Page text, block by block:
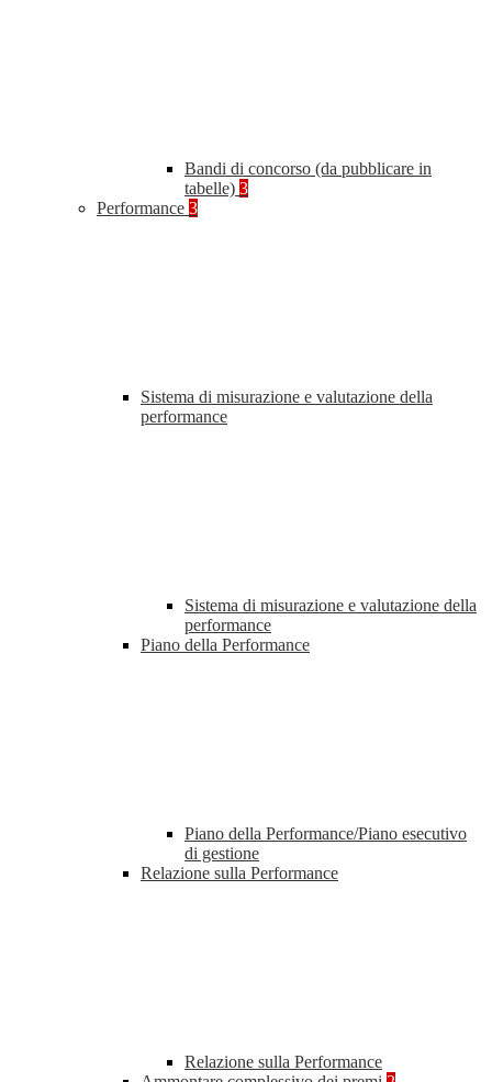
Bandi di concorso (da pubblicare in
tabelle) 3
Performance 3
Sistema di misurazione e valutazione della
performance
Sistema di misurazione e valutazione della
performance
Piano della Performance
Piano della Performance/Piano esecutivo
di gestione
Relazione sulla Performance
Relazione sulla Performance